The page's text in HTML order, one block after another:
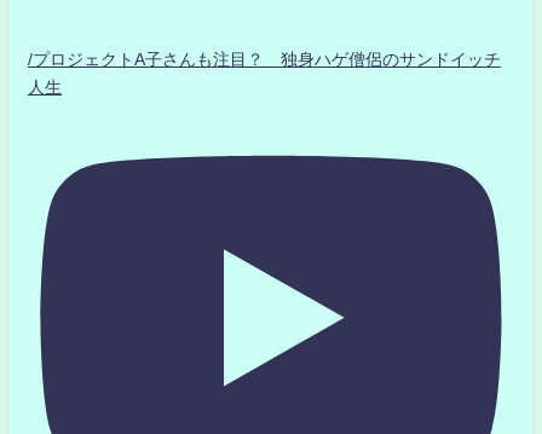
/プロジェクトA子さんも注目？ 独身ハゲ僧侶のサンドイッチ
人生